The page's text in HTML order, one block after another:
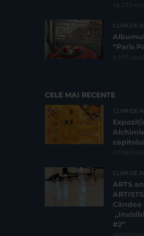
16.213
CLIPA DE
“Paris
6.597
CELE MAI RECENTE
CLIPA DE
07/08/2026
CLIPA DE
ARTS
Cândea
#2”